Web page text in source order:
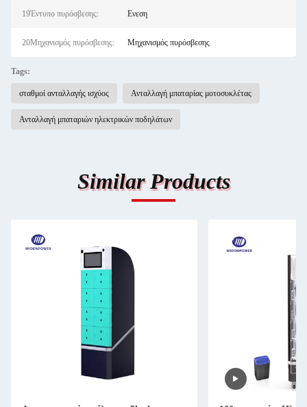
19Έντυπο πυρόσβεσης: Ενεση
20Μηχανισμός πυρόσβεσης: Μηχανισμός πυρόσβεσης
Tags:
σταθμοί ανταλλαγής ισχύος Ανταλλαγή μπαταρίας μοτοσυκλέτας
Ανταλλαγή μπαταριών ηλεκτρικών ποδηλάτων
Similar Products